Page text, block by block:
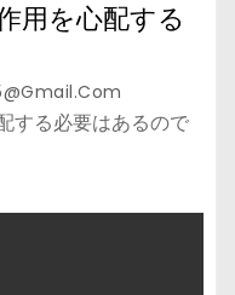
用を心配する
する必要はあるので